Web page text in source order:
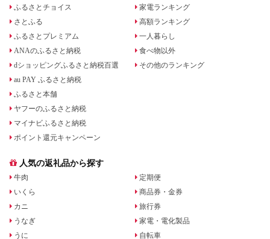
ふるさとチョイス
さとふる
ふるさとプレミアム
ANAのふるさと納税
dショッピングふるさと納税百選
au PAY ふるさと納税
ふるさと本舗
ヤフーのふるさと納税
マイナビふるさと納税
ポイント還元キャンペーン
家電ランキング
高額ランキング
一人暮らし
食べ物以外
その他のランキング
人気の返礼品から探す
牛肉
いくら
カニ
うなぎ
うに
定期便
商品券・金券
旅行券
家電・電化製品
自転車